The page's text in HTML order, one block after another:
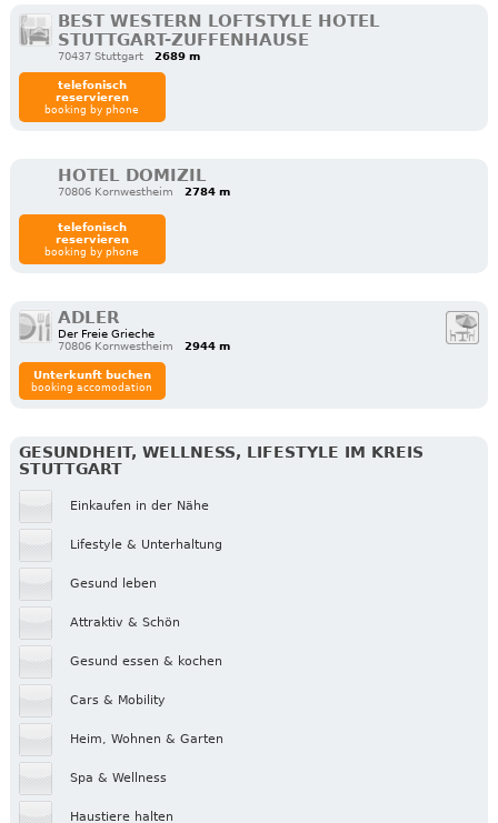
BEST WESTERN LOFTSTYLE HOTEL
STUTTGART-ZUFFENHAUSE
70437 Stuttgart 2689 m
telefonisch
reservieren
booking by phone
HOTEL DOMIZIL
70806 Kornwestheim 2784 m
telefonisch
reservieren
booking by phone
ADLER
Der Freie Grieche
70806 Kornwestheim
2944 m
Unterkunft buchen
booking accomodation
GESUNDHEIT, WELLNESS, LIFESTYLE IM KREIS
STUTTGART
Einkaufen in der Nähe
Lifestyle & Unterhaltung
Gesund leben
Attraktiv & Schön
Gesund essen & kochen
Cars & Mobility
Heim, Wohnen & Garten
Spa & Wellness
Haustiere halten